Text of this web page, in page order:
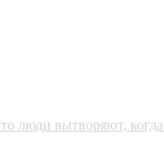
люди вытворяют, когда